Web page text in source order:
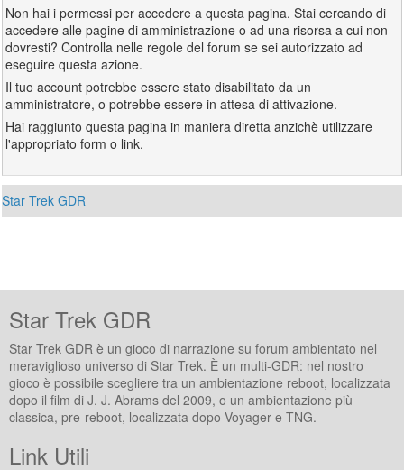
Non hai i permessi per accedere a questa pagina. Stai cercando di
accedere alle pagine di amministrazione o ad una risorsa a cui non
dovresti? Controlla nelle regole del forum se sei autorizzato ad
eseguire questa azione.
Il tuo account potrebbe essere stato disabilitato da un
amministratore, o potrebbe essere in attesa di attivazione.
Hai raggiunto questa pagina in maniera diretta anzichè utilizzare
l'appropriato form o link.
Star Trek GDR
Star Trek GDR
Star Trek GDR è un gioco di narrazione su forum ambientato nel
meraviglioso universo di Star Trek. È un multi-GDR: nel nostro
gioco è possibile scegliere tra un ambientazione reboot, localizzata
dopo il film di J. J. Abrams del 2009, o un ambientazione più
classica, pre-reboot, localizzata dopo Voyager e TNG.
Link Utili